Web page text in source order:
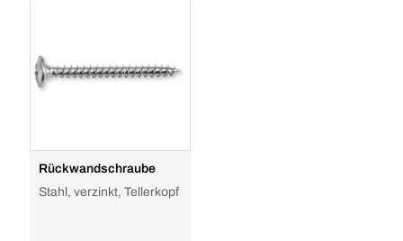
Rückwandschraube
Stahl, verzinkt, Tellerkopf